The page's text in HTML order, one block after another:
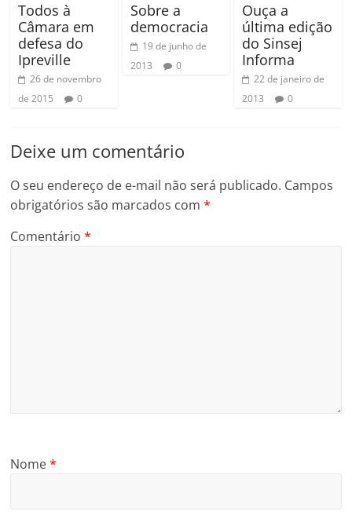
Todos à
Câmara em
defesa do
Ipreville
26 de novembro
de 2015
0
Sobre a
democracia
19 de junho de
2013
0
Ouça a
última edição
do Sinsej
Informa
22 de janeiro de
2013
0
Deixe um comentário
O seu endereço de e-mail não será publicado. Campos
obrigatórios são marcados com*
Comentário*
Nome*